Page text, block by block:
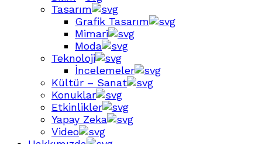
Tasarım
Grafik Tasarım
Mimari
Moda
Teknoloji
İncelemeler
Kültür – Sanat
Konuklar
Etkinlikler
Yapay Zeka
Video